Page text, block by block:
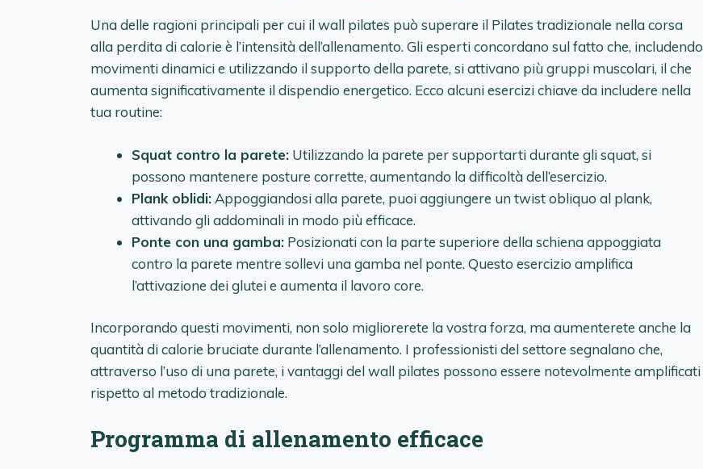
Una delle ragioni principali per cui il wall pilates può superare il Pilates tradizionale nella corsa
alla perdita di calorie è l’intensità dell’allenamento. Gli esperti concordano sul fatto che, includendo
movimenti dinamici e utilizzando il supporto della parete, si attivano più gruppi muscolari, il che
aumenta significativamente il dispendio energetico. Ecco alcuni esercizi chiave da includere nella
tua routine:
Squat contro la parete: Utilizzando la parete per supportarti durante gli squat, si
possono mantenere posture corrette, aumentando la difficoltà dell’esercizio.
Plank oblidi: Appoggiandosi alla parete, puoi aggiungere un twist obliquo al plank,
attivando gli addominali in modo più efficace.
Ponte con una gamba: Posizionati con la parte superiore della schiena appoggiata
contro la parete mentre sollevi una gamba nel ponte. Questo esercizio amplifica
l’attivazione dei glutei e aumenta il lavoro core.
Incorporando questi movimenti, non solo migliorerete la vostra forza, ma aumenterete anche la
quantità di calorie bruciate durante l’allenamento. I professionisti del settore segnalano che,
attraverso l’uso di una parete, i vantaggi del wall pilates possono essere notevolmente amplificati
rispetto al metodo tradizionale.
Programma di allenamento efficace